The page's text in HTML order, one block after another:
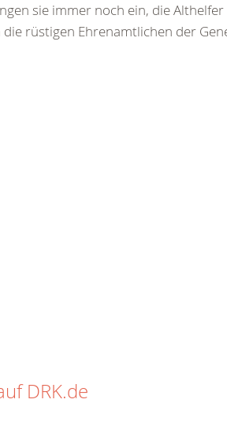
sie immer noch ein, die
rüstigen Ehrenamtlichen der
DRK.de